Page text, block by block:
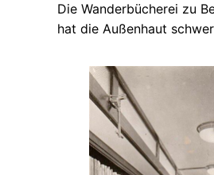
Die Wanderbücherei zu
hat die Außenhaut